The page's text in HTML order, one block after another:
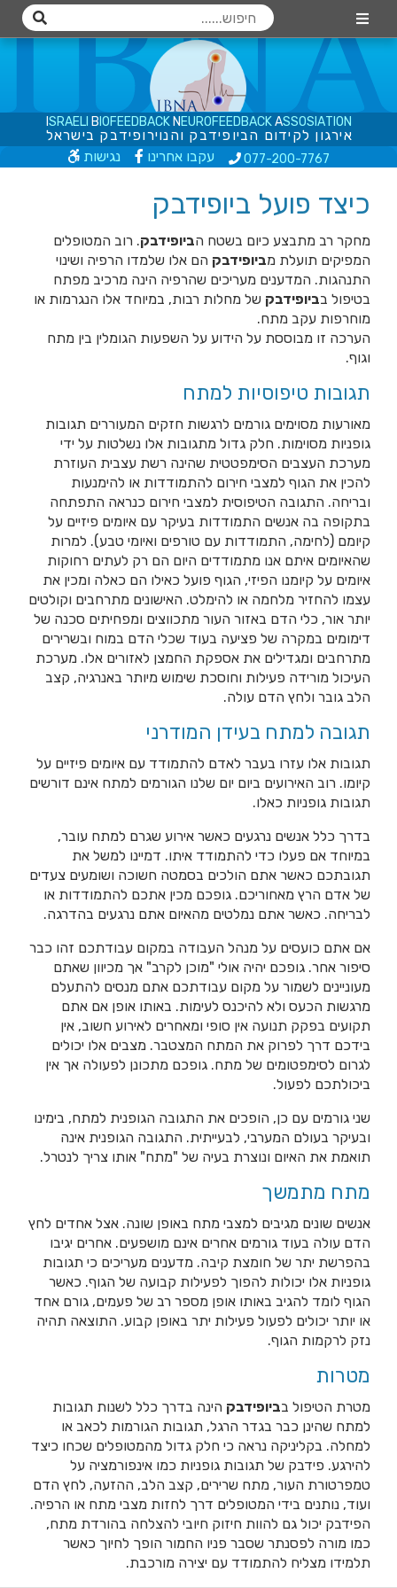
SRAELI B OFEEDBACK N EUROFEEDBACK ASSOS AT ON
אירגון לקידום הביו פידב ק והנוירופידב ק בישראל
077-200-7767 עקבו אחרינו נגישות
מכון ביוקשב - טיפול בגרייה
חשמלית tDCS בדיכאון,
אוטיזם, דיסלקציה, PTSD ו
ADHD
ביוקשב שמחה לבשר על הכנסת
טכנולוגיה חדשה לארגז הכלים
כיצד פועל ביופידבק
מחקר רב מתבצע כיום בשטח הביופידבק. רוב המטופלים
המפיקים תועלת מביופידבק הם אלו שלמדו הרפיה ושינוי
התנהגות. המדענים מעריכים שהרפיה הינה מרכיב מפתח
בטיפול בביופידבק של מחלות רבות, במיוחד אלו הנגרמות או
מוחרפות עקב מתח.
הערכה זו מבוססת על הידוע על השפעות הגומלין בין מתח
וגוף.
תגובות טיפוסיות למתח
מאורעות מסוימים גורמים לרגשות חזקים המעוררים תגובות
גופניות מסוימות. חלק גדול מתגובות אלו נשלטות על ידי
מערכת העצבים הסימפטטית שהינה רשת עצבית העוזרת
להכין את הגוף למצבי חירום להתמודדות או להימנעות
ובריחה. התגובה הטיפוסית למצבי חירום כנראה התפתחה
בתקופה בה אנשים התמודדות בעיקר עם איומים פיזיים על
קיומם (לחימה, התמודדות עם טורפים ואיומי טבע). למרות
שהאיומים איתם אנו מתמודדים היום הם רק לעתים רחוקות
איומים על קיומנו הפיזי, הגוף פועל כאילו הם כאלה ומכין את
עצמו להחזיר מלחמה או להימלט. האישונים מתרחבים וקולטים
יותר אור, כלי הדם באזור העור מתכווצים ומפחיתים סכנה של
דימומים במקרה של פציעה בעוד שכלי הדם במוח ובשרירים
מתרחבים ומגדילים את אספקת החמצן לאזורים אלו. מערכת
העיכול מורידה פעילות וחוסכת שימוש מיותר באנרגיה, קצב
הלב גובר ולחץ הדם עולה.
תגובה למתח בעידן המודרני
תגובות אלו עזרו בעבר לאדם להתמודד עם איומים פיזיים על
קיומו. רוב האירועים ביום יום שלנו הגורמים למתח אינם דורשים
תגובות גופניות כאלו.
בדרך כלל אנשים נרגעים כאשר אירוע שגרם למתח עובר,
במיוחד אם פעלו כדי להתמודד איתו. דמיינו למשל את
תגובתכם כאשר אתם הולכים בסמטה חשוכה ושומעים צעדים
של אדם הרץ מאחוריכם. גופכם מכין אתכם להתמודדות או
לבריחה. כאשר אתם נמלטים מהאיום אתם נרגעים בהדרגה.
אם אתם כועסים על מנהל העבודה במקום עבודתכם זהו כבר
סיפור אחר. גופכם יהיה אולי "מוכן לקרב" אך מכיוון שאתם
מעוניינים לשמור על מקום עבודתכם אתם מנסים להתעלם
מרגשות הכעס ולא להיכנס לעימות. באותו אופן אם אתם
תקועים בפקק תנועה אין סופי ומאחרים לאירוע חשוב, אין
בידכם דרך לפרוק את המתח המצטבר. מצבים אלו יכולים
לגרום לסימפטומים של מתח. גופכם מתכונן לפעולה אך אין
ביכולתכם לפעול.
שני גורמים עם כן, הופכים את התגובה הגופנית למתח, בימינו
ובעיקר בעולם המערבי, לבעייתית. התגובה הגופנית אינה
תואמת את האיום ונוצרת בעיה של "מתח" אותו צריך לנטרל.
מתח מתמשך
אנשים שונים מגיבים למצבי מתח באופן שונה. אצל אחדים לחץ
הדם עולה בעוד גורמים אחרים אינם מושפעים. אחרים יגיבו
בהפרשת יתר של חומצת קיבה. מדענים מעריכים כי תגובות
גופניות אלו יכולות להפוך לפעילות קבועה של הגוף. כאשר
הגוף לומד להגיב באותו אופן מספר רב של פעמים, גורם אחד
או יותר יכולים לפעול פעילות יתר באופן קבוע. התוצאה תהיה
נזק לרקמות הגוף.
מטרות
מטרת הטיפול בביופידבק הינה בדרך כלל לשנות תגובות
למתח שהינן כבר בגדר הרגל, תגובות הגורמות לכאב או
למחלה. בקליניקה נראה כי חלק גדול מהמטופלים שכחו כיצד
להירגע. פידבק של תגובות גופניות כמו אינפורמציה על
טמפרטורת העור, מתח שרירים, קצב הלב, ההזעה, לחץ הדם
ועוד, נותנים בידי המטופלים דרך לחזות מצבי מתח או הרפיה.
הפידבק יכול גם להוות חיזוק חיובי להצלחה בהורדת מתח,
כמו מורה לפסנתר שסבר פניו החמור הופך לחיוך כאשר
תלמידו מצליח להתמודד עם יצירה מורכבת.